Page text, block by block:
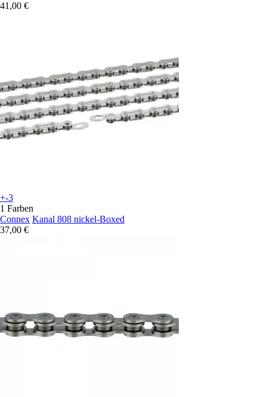
41,00 €
+-3
1 Farben
Connex Kanal 808 nickel-Boxed
37,00 €